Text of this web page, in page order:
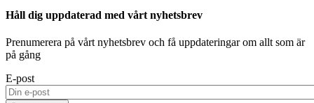
Håll dig uppdaterad med vårt nyhetsbrev
Prenumerera på vårt nyhetsbrev och få uppdateringar om allt som är
på gång
E-post